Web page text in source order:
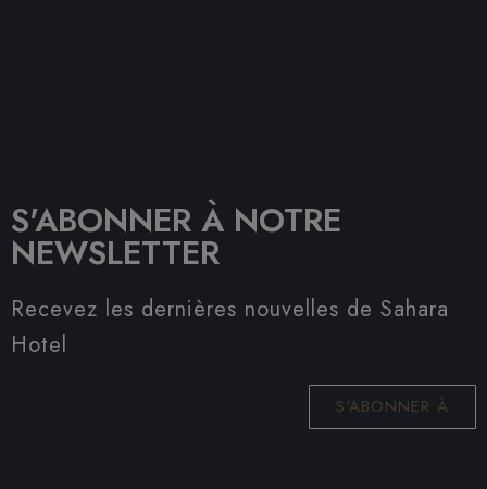
S'ABONNER À NOTRE
NEWSLETTER
Recevez les dernières nouvelles de Sahara
Hotel
S'ABONNER À